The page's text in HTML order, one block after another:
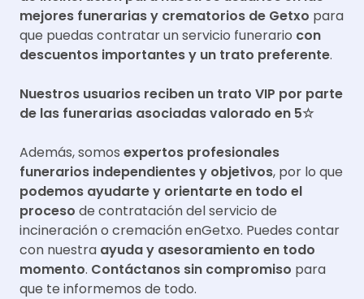
mejores funerarias y crematorios de Getxo para
que puedas contratar un servicio funerario con
descuentos importantes y un trato preferente.
Nuestros usuarios reciben un trato VIP por parte
de las funerarias asociadas valorado en 5☆
Además, somos expertos profesionales
funerarios independientes y objetivos, por lo que
podemos ayudarte y orientarte en todo el
proceso de contratación del servicio de
incineración o cremación enGetxo. Puedes contar
con nuestra ayuda y asesoramiento en todo
momento. Contáctanos sin compromiso para
que te informemos de todo.